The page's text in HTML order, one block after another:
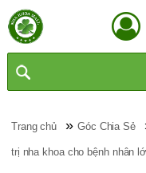
Trang chủ »Góc Chia Sẻ
trị nha khoa cho bệnh nhân